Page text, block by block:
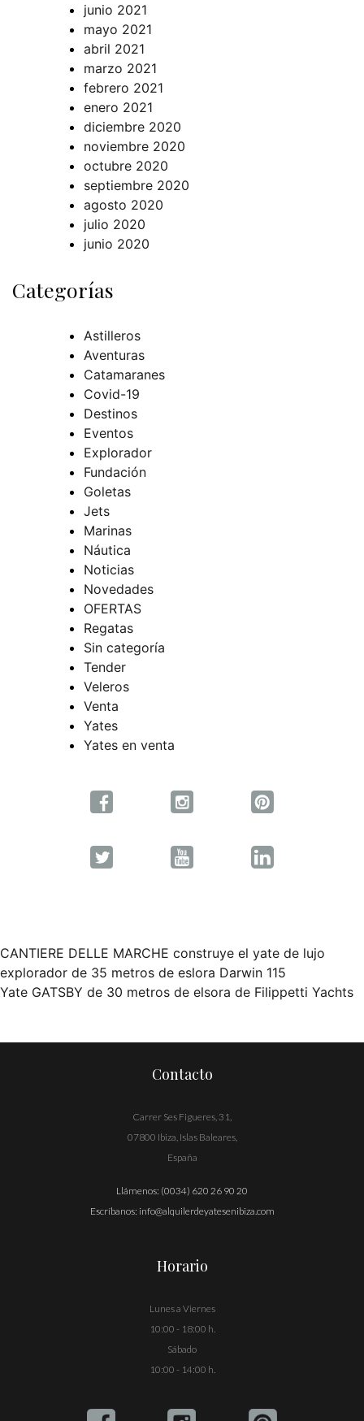
junio 2021
mayo 2021
abril 2021
marzo 2021
febrero 2021
enero 2021
diciembre 2020
noviembre 2020
octubre 2020
septiembre 2020
agosto 2020
julio 2020
junio 2020
Categorías
Astilleros
Aventuras
Catamaranes
Covid-19
Destinos
Eventos
Explorador
Fundación
Goletas
Jets
Marinas
Náutica
Noticias
Novedades
OFERTAS
Regatas
Sin categoría
Tender
Veleros
Venta
Yates
Yates en venta
Navegación
de
CANTIERE DELLE MARCHE construye el yate de lujo
explorador de 35 metros de eslora Darwin 115
Yate GATSBY de 30 metros de elsora de Filippetti Yachts
Contacto
Carrer Ses Figueres, 31,
07800 Ibiza, Islas Baleares,
España
Llámenos: (0034) 620 26 90 20
Escríbanos: info@alquilerdeyatesenibiza.com
Horario
Lunes a Viernes
10:00 - 18:00 h.
Sábado
10:00 - 14:00 h.